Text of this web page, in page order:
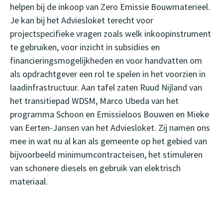
helpen bij de inkoop van Zero Emissie Bouwmaterieel.
Je kan bij het Adviesloket terecht voor
projectspecifieke vragen zoals welk inkoopinstrument
te gebruiken, voor inzicht in subsidies en
financieringsmogelijkheden en voor handvatten om
als opdrachtgever een rol te spelen in het voorzien in
laadinfrastructuur. Aan tafel zaten Ruud Nijland van
het transitiepad WDSM, Marco Ubeda van het
programma Schoon en Emissieloos Bouwen en Mieke
van Eerten-Jansen van het Adviesloket. Zij namen ons
mee in wat nu al kan als gemeente op het gebied van
bijvoorbeeld minimumcontracteisen, het stimuleren
van schonere diesels en gebruik van elektrisch
materiaal.